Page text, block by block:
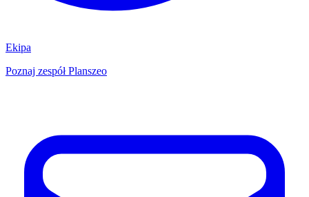
Ekipa
Poznaj zespół Planszeo